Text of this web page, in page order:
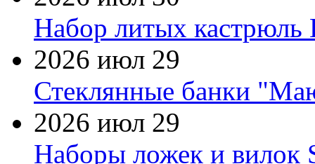
Набор литых кастрюль
2026 июл 29
Стеклянные банки
2026 июл 29
Наборы ложек и вилок